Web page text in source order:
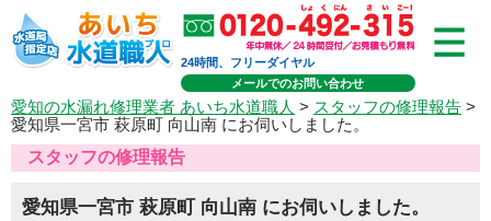
24時間、フリーダイヤル
メールでのお問い合わせ
愛知の水漏れ修理業者 あいち水道職人 > スタッフの修理報告 >
愛知県一宮市 萩原町 向山南 にお伺いしました。
スタッフの修理報告
愛知県一宮市 萩原町 向山南 にお伺いしました。